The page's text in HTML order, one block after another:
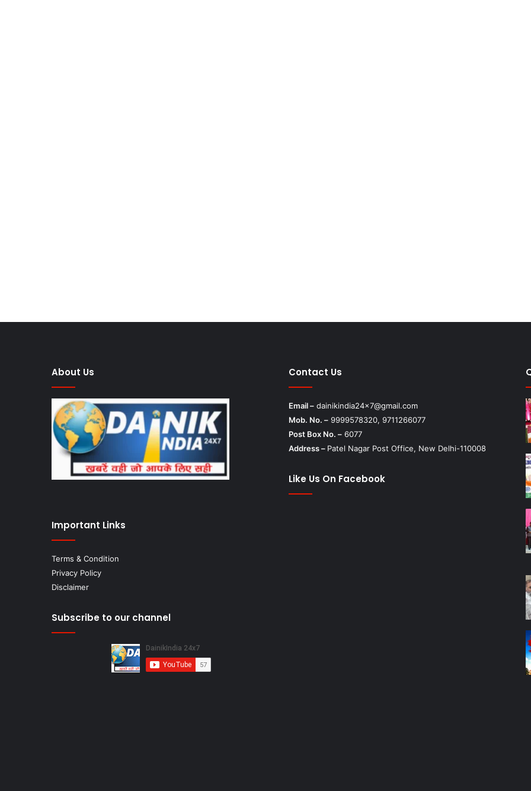
About Us
Important Links
Terms & Condition
Privacy Policy
Disclaimer
Subscribe to our channel
Contact Us
Email – dainikindia24x7@gmail.com
Mob. No. –9999578320, 9711266077
Post Box No. –6077
Address – Patel Nagar Post Office, New Delhi-110008
Like Us On Facebook